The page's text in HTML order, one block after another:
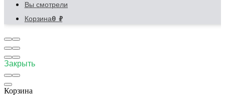
Вы смотрели
Корзина0 ₽
Закрыть
Корзина